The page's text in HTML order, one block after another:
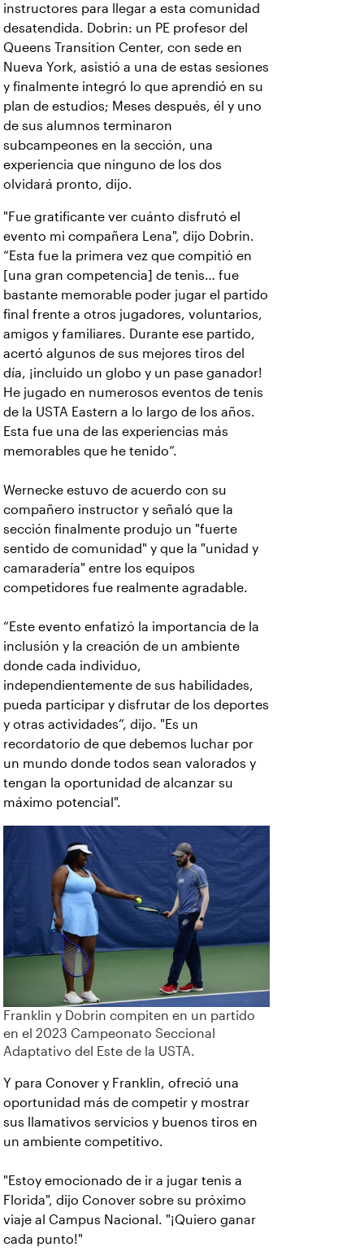
instructores para llegar a esta comunidad
desatendida. Dobrin: un PE profesor del
Queens Transition Center, con sede en
Nueva York, asistió a una de estas sesiones
y finalmente integró lo que aprendió en su
plan de estudios; Meses después, él y uno
de sus alumnos terminaron
subcampeones en la sección, una
experiencia que ninguno de los dos
olvidará pronto, dijo.
"Fue gratificante ver cuánto disfrutó el
evento mi compañera Lena", dijo Dobrin.
“Esta fue la primera vez que compitió en
[una gran competencia] de tenis… fue
bastante memorable poder jugar el partido
final frente a otros jugadores, voluntarios,
amigos y familiares. Durante ese partido,
acertó algunos de sus mejores tiros del
día, ¡incluido un globo y un pase ganador!
He jugado en numerosos eventos de tenis
de la USTA Eastern a lo largo de los años.
Esta fue una de las experiencias más
memorables que he tenido”.
Wernecke estuvo de acuerdo con su
compañero instructor y señaló que la
sección finalmente produjo un "fuerte
sentido de comunidad" y que la "unidad y
camaradería" entre los equipos
competidores fue realmente agradable.
“Este evento enfatizó la importancia de la
inclusión y la creación de un ambiente
donde cada individuo,
independientemente de sus habilidades,
pueda participar y disfrutar de los deportes
y otras actividades”, dijo. "Es un
recordatorio de que debemos luchar por
un mundo donde todos sean valorados y
tengan la oportunidad de alcanzar su
máximo potencial".
Franklin y Dobrin compiten en un partido
en el 2023 Campeonato Seccional
Adaptativo del Este de la USTA.
Y para Conover y Franklin, ofreció una
oportunidad más de competir y mostrar
sus llamativos servicios y buenos tiros en
un ambiente competitivo.
"Estoy emocionado de ir a jugar tenis a
Florida", dijo Conover sobre su próximo
viaje al Campus Nacional. "¡Quiero ganar
cada punto!"